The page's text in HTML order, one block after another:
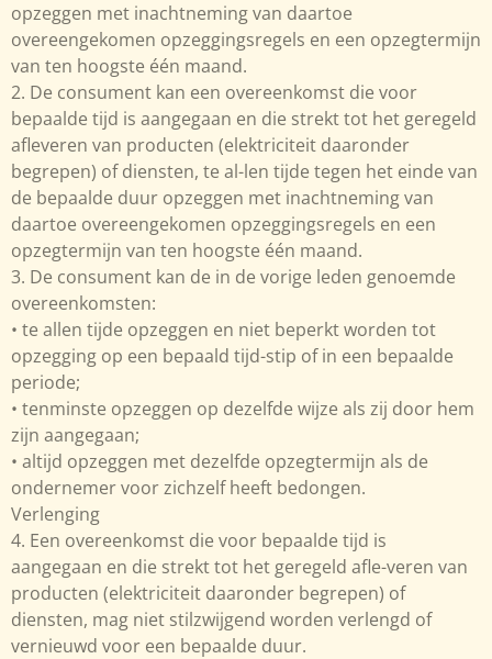
opzeggen met inachtneming van daartoe
overeengekomen opzeggingsregels en een opzegtermijn
van ten hoogste één maand.
2. De consument kan een overeenkomst die voor
bepaalde tijd is aangegaan en die strekt tot het geregeld
afleveren van producten (elektriciteit daaronder
begrepen) of diensten, te al-len tijde tegen het einde van
de bepaalde duur opzeggen met inachtneming van
daartoe overeengekomen opzeggingsregels en een
opzegtermijn van ten hoogste één maand.
3. De consument kan de in de vorige leden genoemde
overeenkomsten:
• te allen tijde opzeggen en niet beperkt worden tot
opzegging op een bepaald tijd-stip of in een bepaalde
periode;
• tenminste opzeggen op dezelfde wijze als zij door hem
zijn aangegaan;
• altijd opzeggen met dezelfde opzegtermijn als de
ondernemer voor zichzelf heeft bedongen.
Verlenging
4. Een overeenkomst die voor bepaalde tijd is
aangegaan en die strekt tot het geregeld afle-veren van
producten (elektriciteit daaronder begrepen) of
diensten, mag niet stilzwijgend worden verlengd of
vernieuwd voor een bepaalde duur.